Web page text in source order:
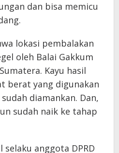
dan bisa memicu
lokasi pembalakan
oleh Balai Gakkum
Kayu hasil
berat yang digunakan
diamankan. Dan,
sudah naik ke tahap
selaku anggota DPRD